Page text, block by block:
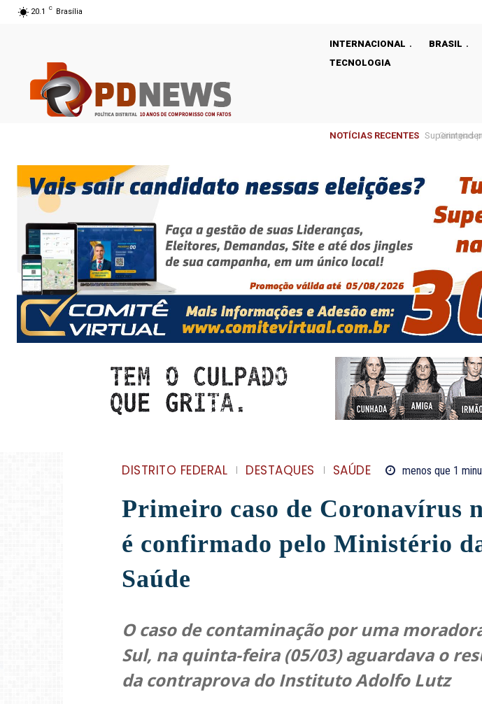
20.1 C Brasília
INTERNACIONAL BRASIL
TECNOLOGIA
NOTÍCIAS RECENTES Cirurgias
DISTRITO FEDERAL DESTAQUES SAÚDE menos que 1
Primeiro caso de Coronavírus
é confirmado pelo Ministério
Saúde
O caso de contaminação por uma
Sul, na quinta-feira (05/03) aguardava o
da contraprova do Instituto Adolfo Lutz